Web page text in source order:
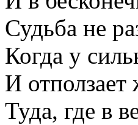
Судьба не
Когда у
И
Туда, где в